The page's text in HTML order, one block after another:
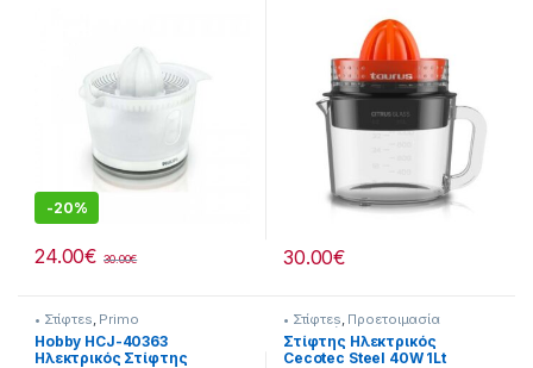
-20%
24.00€ 30.00€ 30.00€
• Στίφτεs, Primo
Hobby HCJ-40363
Ηλεκτρικός Στίφτης
• Στίφτεs, Προετοιμασία
Πρωινού
Στίφτης Ηλεκτρικός
Cecotec Steel 40W 1Lt